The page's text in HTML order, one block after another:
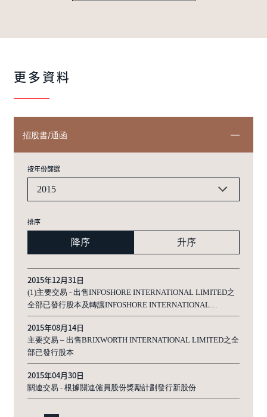
更多資料
招股書/通函
按年份篩選
2015
排序
降序 升序
2015年12月31日
(1)主要交易 - 出售INFOSHORE INTERNATIONAL LIMITED之
全部已發行股本及轉讓INFOSHORE INTERNATIONAL
LIMITED之公司間貸款(2)主要交易 - 授出認沽期權
2015年08月14日
主要交易 – 出售BRIXWORTH INTERNATIONAL LIMITED之全
部已發行股本
2015年04月30日
關連交易 - 根據關連僱員股份獎勵計劃發行新股份